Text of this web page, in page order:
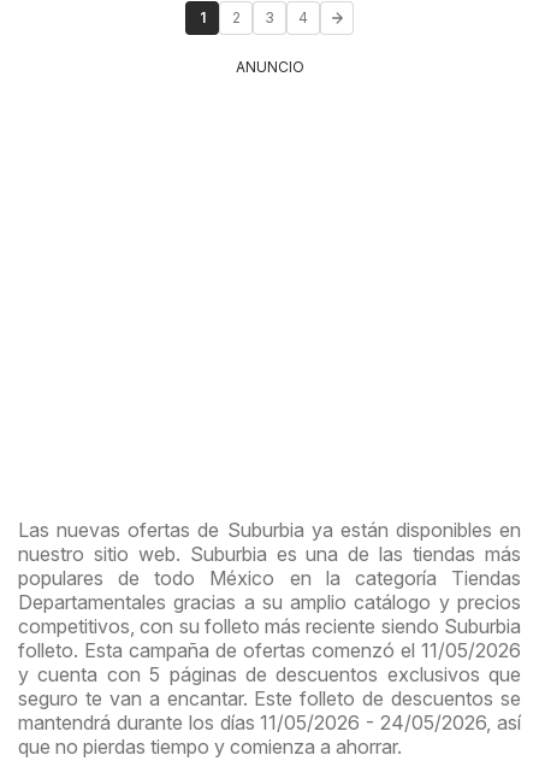
1 2 3 4
ANUNCIO
Las nuevas ofertas de Suburbia ya están disponibles en
nuestro sitio web. Suburbia es una de las tiendas más
populares de todo México en la categoría Tiendas
Departamentales gracias a su amplio catálogo y precios
competitivos, con su folleto más reciente siendo Suburbia
folleto. Esta campaña de ofertas comenzó el 11/05/2026
y cuenta con 5 páginas de descuentos exclusivos que
seguro te van a encantar. Este folleto de descuentos se
mantendrá durante los días 11/05/2026 - 24/05/2026, así
que no pierdas tiempo y comienza a ahorrar.